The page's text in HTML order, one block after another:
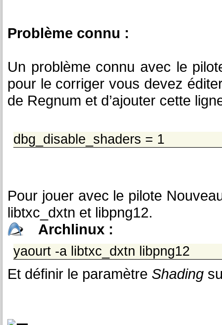
Problème connu :
Un problème connu avec le
pour le corriger vous devez
de Regnum et d’ajouter cette
dbg_disable_shaders = 1
Pour jouer avec le pilote
libtxc_dxtn et libpng12.
Archlinux :
yaourt -a libtxc_dxtn libpng12
Et définir le paramètre Shading